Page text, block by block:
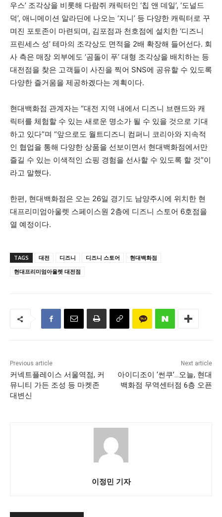
우스’ 조각상을 비롯해 다람쥐 캐릭터인 ‘칩 앤 데일’, ‘도널드
덕’, 애니메이션 알라딘에 나오는 ‘지니’ 등 다양한 캐릭터로 꾸
며진 포토존이 마련되며, 김포점과 천호점에 설치한 ‘디즈니
프린세스 성’ 테마의 조각상도 면적을 2배 확장해 들어선다. 회
사 측은 매장 외부에도 ‘곰돌이 푸’ 대형 조각상을 배치하는 등
대전점을 찾은 고객들이 사진을 찍어 SNS에 공유할 수 있도록
다양한 즐거움을 제공하겠다는 계획이다.
현대백화점 관계자는 “대전 지역 내에서 디즈니 브랜드와 캐
릭터를 체험할 수 있는 새로운 명소가 될 수 있을 것으로 기대
하고 있다”며 “앞으로도 월트디즈니 컴퍼니 코리아와 지속적
인 협업을 통해 다양한 상품을 선보이면서 현대백화점에서만
즐길 수 있는 이색적인 쇼핑 경험을 선사할 수 있도록 할 것”이
라고 말했다.
한편, 현대백화점은 오는 26일 경기도 남양주시에 위치한 현
대프리미엄아울렛 스페이스원 2층에 디즈니 스토어 6호점을
열 예정이다.
TAGS 대전 디즈니 디즈니 스토어
현대백화점
현대프리미엄아울렛 대전점
Previous article
커넥트플레이스 서울역점, 커
뮤니티 가든 조성 등 마켓존
대변신
Next article
아이디조이 ‘썬쿠’…오늘, 현대
백화점 무역센터점 6층 오픈
이정민 기자